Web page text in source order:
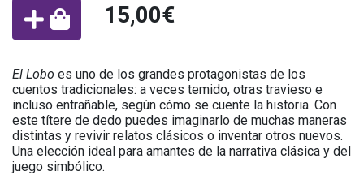
15,00€
El Lobo es uno de los grandes protagonistas de los
cuentos tradicionales: a veces temido, otras travieso e
incluso entrañable, según cómo se cuente la historia. Con
este títere de dedo puedes imaginarlo de muchas maneras
distintas y revivir relatos clásicos o inventar otros nuevos.
Una elección ideal para amantes de la narrativa clásica y del
juego simbólico.